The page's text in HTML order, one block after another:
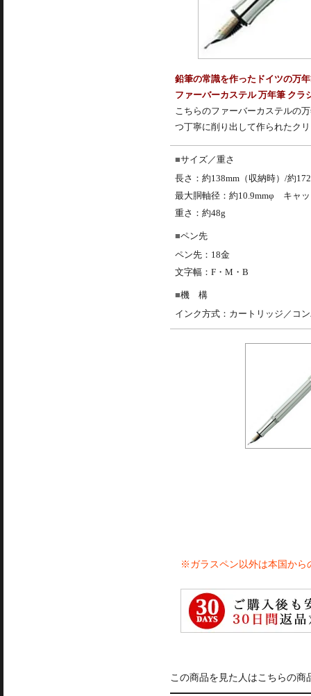
鉛筆の常識を作ったドイツの万
ファーバーカステル 万年筆 ク
こちらのファーバーカステルの
つ丁寧に削り出して作られたク
サイズ／重さ
長さ：約138mm（収納時）/約
最大胴軸径：約10.9mmφ キャ
重さ：約48g
ペン先
ペン先：18金
文字幅：F・M・B
機 構
インク方式：カートリッジ／コ
※ガラスペン以外は本国から
この商品を見た人はこちらの商